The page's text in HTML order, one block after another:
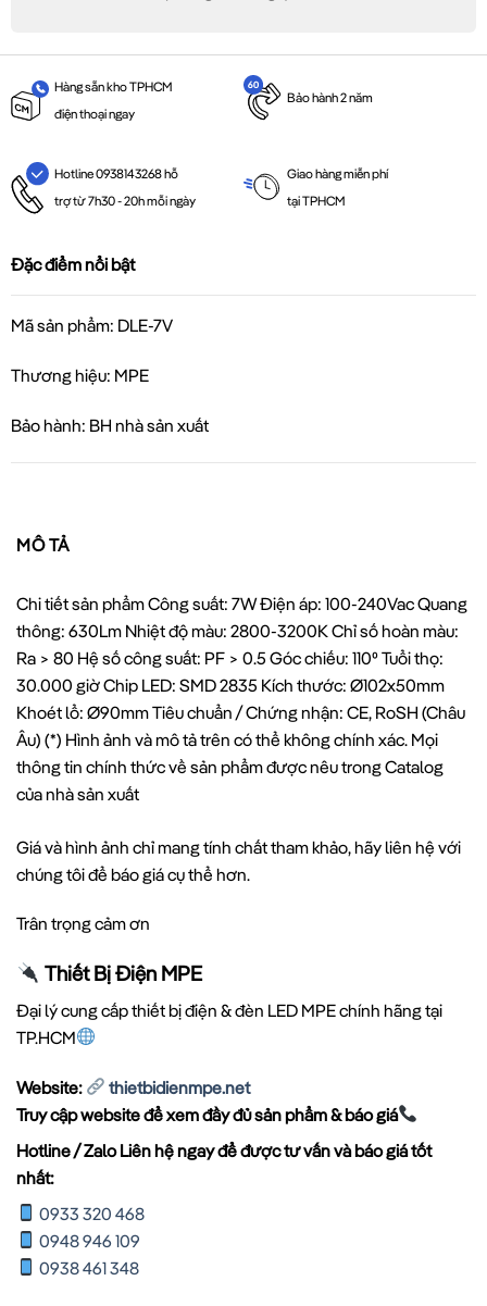
Hàng sẵn kho TPHCM
điện thoại ngay
Bảo hành 2 năm
Hotline 0938143268 hỗ
trợ từ 7h30 - 20h mỗi ngày
Giao hàng miễn phí
tại TPHCM
Đặc điểm nổi bật
Mã sản phẩm: DLE-7V
Thương hiệu: MPE
Bảo hành: BH nhà sản xuất
MÔ TẢ
Chi tiết sản phẩm Công suất: 7W Điện áp: 100-240Vac Quang
thông: 630Lm Nhiệt độ màu: 2800-3200K Chỉ số hoàn màu:
Ra > 80 Hệ số công suất: PF > 0.5 Góc chiếu: 110⁰ Tuổi thọ:
30.000 giờ Chip LED: SMD 2835 Kích thước: Ø102x50mm
Khoét lổ: Ø90mm Tiêu chuẩn / Chứng nhận: CE, RoSH (Châu
Âu) (*) Hình ảnh và mô tả trên có thể không chính xác. Mọi
thông tin chính thức về sản phẩm được nêu trong Catalog
của nhà sản xuất
Giá và hình ảnh chỉ mang tính chất tham khảo, hãy liên hệ với
chúng tôi để báo giá cụ thể hơn.
Trân trọng cảm ơn
Thiết Bị Điện MPE
Đại lý cung cấp thiết bị điện & đèn LED MPE chính hãng tại
TP.HCM
Website:
thietbidienmpe.net
Truy cập website để xem đầy đủ sản phẩm & báo giá
Hotline / Zalo Liên hệ ngay để được tư vấn và báo giá tốt
nhất:
0933 320 468
0948 946 109
0938 461 348